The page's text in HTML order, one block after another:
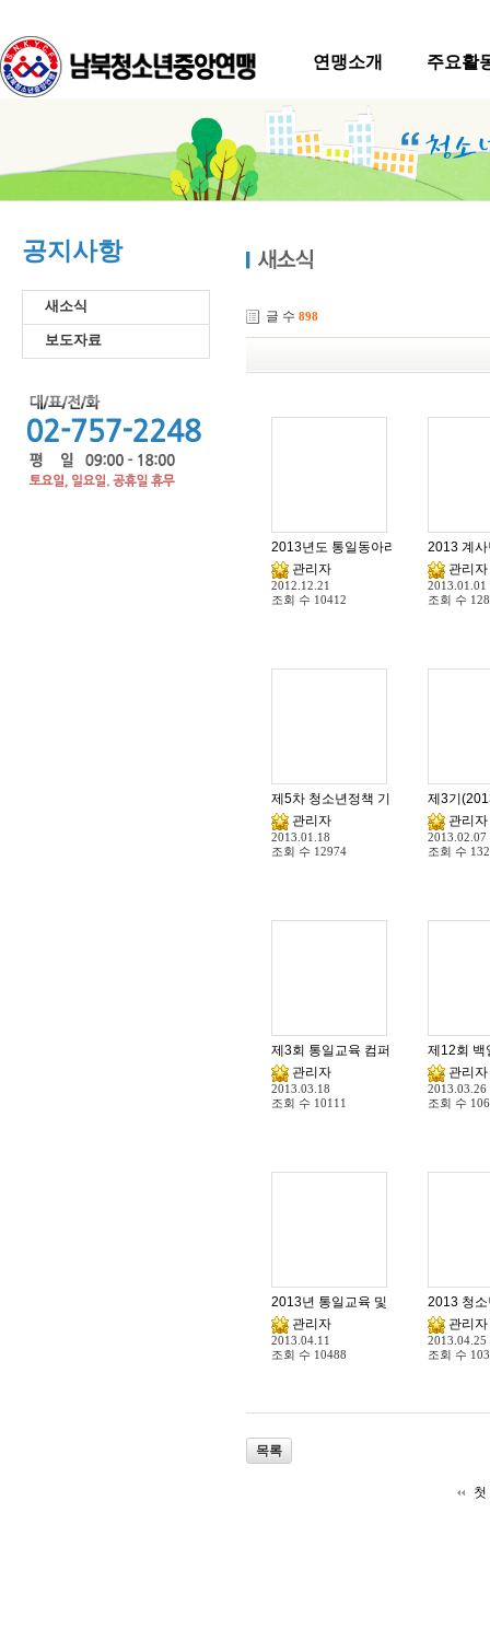
연맹소개 주요활
공지사항
새소식
보도자료
글 수 898
2013년도 통일동아리 활동 임원진 구
관리자
2012.12.21
조회 수 10412
2013 계
관리자
2013.01.01
조회 수
제5차 청소년정책 기본계획
관리자
2013.01.18
조회 수 12974
제3기
관리자
2013.02.07
조회 수
제3회 통일교육 컴퍼런스 참가안내
관리자
2013.03.18
조회 수 10111
제12회 백
관리자
2013.03.26
조회 수
2013년 통일교육 및 국가관교육 주제
관리자
2013.04.11
조회 수 10488
2013 청
관리자
2013.04.25
조회 수
목록
첫